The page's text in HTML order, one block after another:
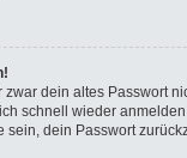
dein altes Passwort
schnell wieder
sein, dein Passwort